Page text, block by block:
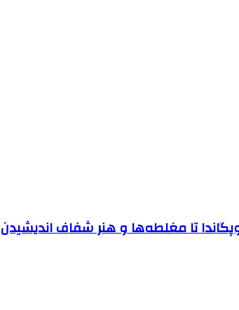
تا مغلطه‌ها و هنر شفاف اندیشیدن